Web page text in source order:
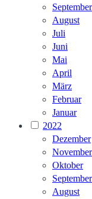
September
August
Juli
Juni
Mai
April
März
Februar
Januar
2022
Dezember
November
Oktober
September
August